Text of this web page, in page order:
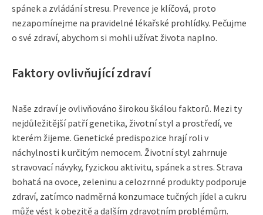
spánek a zvládání stresu. Prevence je klíčová, proto
nezapomínejme na pravidelné lékařské prohlídky. Pečujme
o své zdraví, abychom si mohli užívat života naplno.
Faktory ovlivňující zdraví
Naše zdraví je ovlivňováno širokou škálou faktorů. Mezi ty
nejdůležitější patří genetika, životní styl a prostředí, ve
kterém žijeme. Genetické predispozice hrají roli v
náchylnosti k určitým nemocem. Životní styl zahrnuje
stravovací návyky, fyzickou aktivitu, spánek a stres. Strava
bohatá na ovoce, zeleninu a celozrnné produkty podporuje
zdraví, zatímco nadměrná konzumace tučných jídel a cukru
může vést k obezitě a dalším zdravotním problémům.